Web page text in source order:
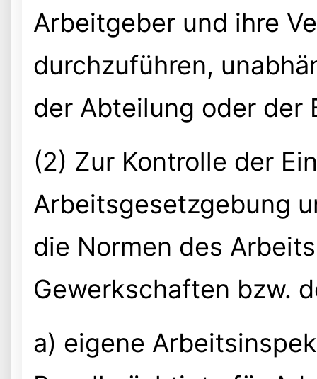
Arbeitgeber und ihre
durchzuführen,
der Abteilung oder der
(2) Zur Kontrolle der
Arbeitsgesetzgebung
die Normen des
Gewerkschaften bzw.
a) eigene